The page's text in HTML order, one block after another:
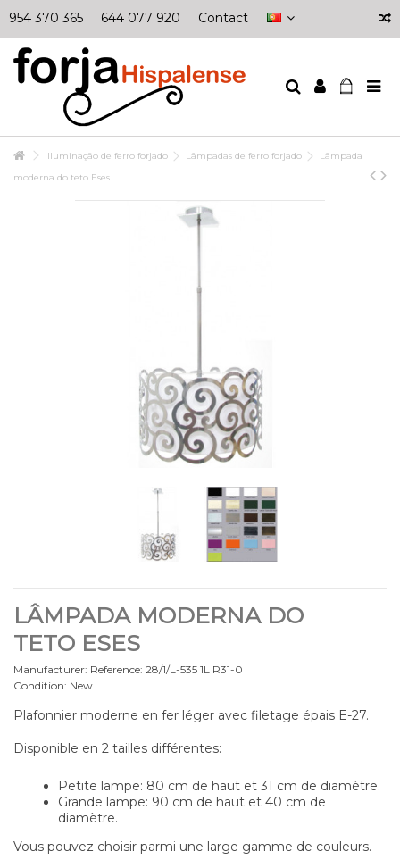
954 370 365 644 077 920 Contact
Iluminação de ferro forjado Lâmpadas de ferro forjado
Lâmpada
moderna do teto Eses
LÂMPADA MODERNA DO
TETO ESES
Manufacturer: Reference: 28/1/L-535 1L R31-0
Condition: New
Plafonnier moderne en fer léger avec filetage épais E-27.
Disponible en 2 tailles différentes:
Petite lampe: 80 cm de haut et 31 cm de diamètre.
Grande lampe: 90 cm de haut et 40 cm de
diamètre.
Vous pouvez choisir parmi une large gamme de couleurs.